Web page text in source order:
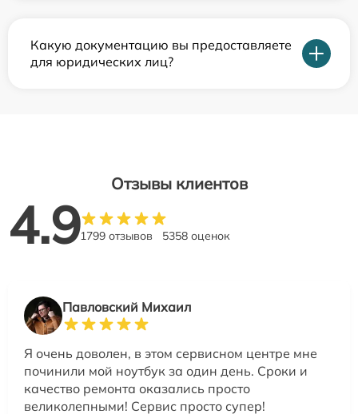
Какую документацию вы предоставляете
для юридических лиц?
Отзывы клиентов
4.91799 отзывов 5358 оценок
Павловский Михаил
Я очень доволен, в этом сервисном центре мне
починили мой ноутбук за один день. Сроки и
качество ремонта оказались просто
великолепными! Сервис просто супер!